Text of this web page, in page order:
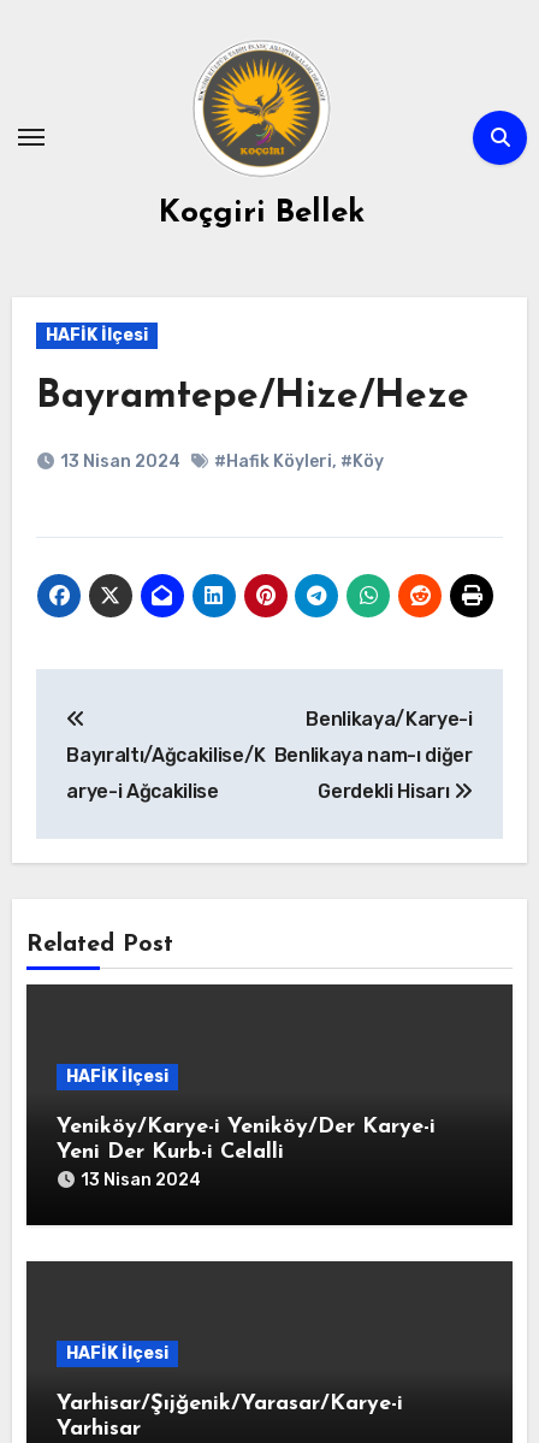
Koçgiri Bellek
HAFİK İlçesi
Bayramtepe/Hize/Heze
13 Nisan 2024 #Hafik Köyleri, #Köy
gezinmesi
Bayıraltı/Ağcakilise/K
arye-i Ağcakilise
Benlikaya/Karye-i
Benlikaya nam-ı diğer
Gerdekli Hisarı
Related Post
HAFİK İlçesi
Yeniköy/Karye-i Yeniköy/Der Karye-i
Yeni Der Kurb-i Celalli
13 Nisan 2024
HAFİK İlçesi
Yarhisar/Şıjğenik/Yarasar/Karye-i
Yarhisar